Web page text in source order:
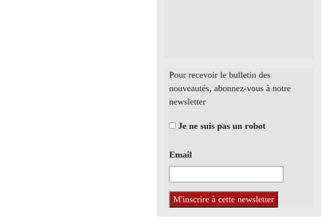
Pour recevoir le bulletin des
nouveautés, abonnez-vous à notre
newsletter
Je ne suis pas un robot
Email